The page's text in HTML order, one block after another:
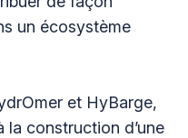
un écosystème
et HyBarge,
construction d’une